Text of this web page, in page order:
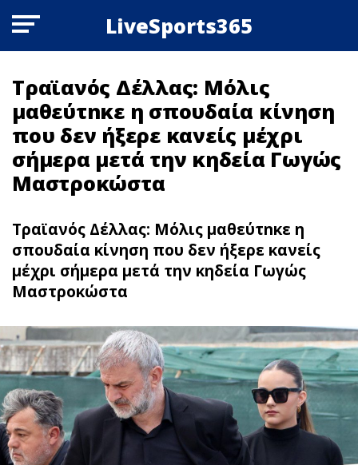
LiveSports365
Τραϊανός Δέλλας: Μόλις
μαθεύτnκε η σπουδαία κίνηση
που δεν ήξερε κανείς μέχρι
σήμερα μετά την κηδεία Γωγώς
Μαστροκώστα
Τραϊανός Δέλλας: Μόλις μαθεύτnκε η
σπουδαία κίνηση που δεν ήξερε κανείς
μέχρι σήμερα μετά την κηδεία Γωγώς
Μαστροκώστα